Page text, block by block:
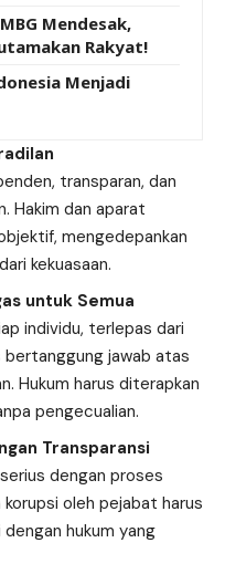
Mendesak,
Rakyat!
Menjadi
transparan, dan
Hakim dan aparat
mengedepankan
kekuasaan.
untuk Semua
individu, terlepas dari
jawab atas
Hukum harus diterapkan
pengecualian.
Transparansi
dengan proses
oleh pejabat harus
hukum yang